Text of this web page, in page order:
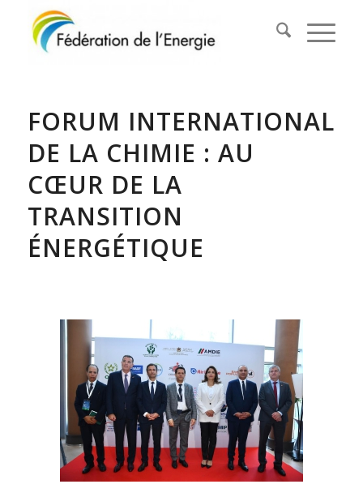
FORUM INTERNATIONAL
DE LA CHIMIE : AU
CŒUR DE LA
TRANSITION
ÉNERGÉTIQUE